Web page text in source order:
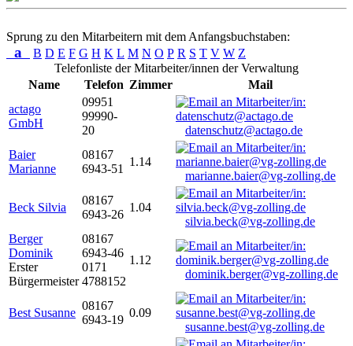
Sprung zu den Mitarbeitern mit dem Anfangsbuchstaben:
a B D E F G H K L M N O P R S T V W Z
Telefonliste der Mitarbeiter/innen der Verwaltung
Name
Telefon Zimmer
Mail
actago
GmbH
09951
99990-
20
datenschutz@actago.de
Baier
Marianne
08167
6943-51
1.14
marianne.baier@vg-zolling.de
Beck Silvia
08167
6943-26
1.04
silvia.beck@vg-zolling.de
Berger
Dominik
Erster
Bürgermeister
08167
6943-46
0171
4788152
1.12
dominik.berger@vg-zolling.de
Best Susanne
08167
6943-19
0.09
susanne.best@vg-zolling.de